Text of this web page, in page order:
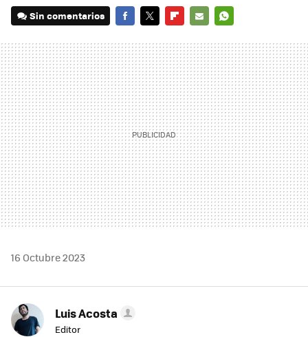
Sin comentarios
MAIL
16 Octubre 2023
Luis Acosta
Editor